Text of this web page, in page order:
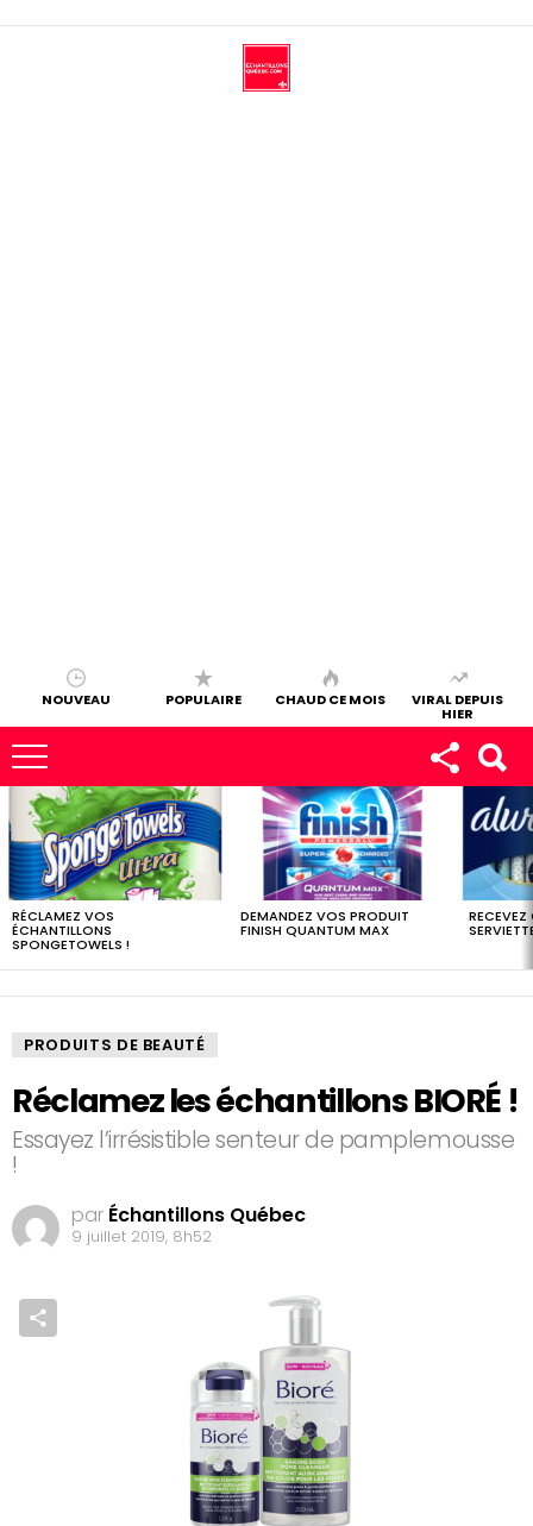
NOUVEAU POPULAIRE CHAUD CE MOIS VIRAL DEPUIS
HIER
LES
DERNIERS
ÉCHANTILLONS
RÉCLAMEZ VOS
ÉCHANTILLONS
SPONGETOWELS !
DEMANDEZ VOS PRODUIT
FINISH QUANTUM MAX
PRODUITS DE BEAUTÉ
Réclamez les échantillons BIORÉ !
Essayez l’irrésistible senteur de pamplemousse
!
par Échantillons Québec
9 juillet 2019, 8h52